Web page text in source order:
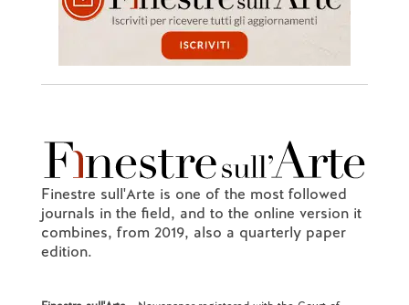
Finestre sull'Arte is one of the most followed
journals in the field, and to the online version it
combines, from 2019, also a quarterly paper
edition.